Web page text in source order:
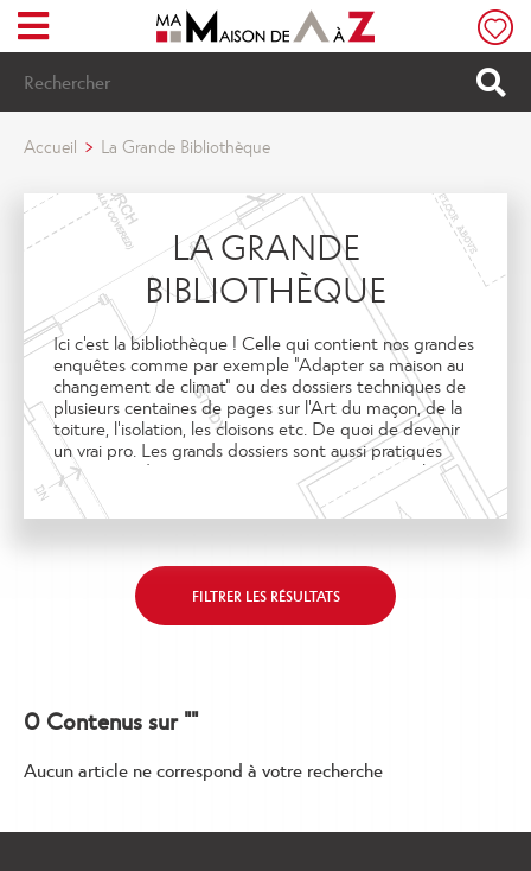
Menu
Accueil La Grande Bibliothèque
LA GRANDE
BIBLIOTHÈQUE
Ici c'est la bibliothèque ! Celle qui contient nos grandes
enquêtes comme par exemple "Adapter sa maison au
changement de climat" ou des dossiers techniques de
plusieurs centaines de pages sur l'Art du maçon, de la
toiture, l'isolation, les cloisons etc. De quoi de devenir
un vrai pro. Les grands dossiers sont aussi pratiques
avec un guide pour réparer ses travaux ratés, ou la
rénovation d'une maison pour gagner des échelons
verts au Diagnostic de performance énergétiques !
de
région
FILTRER LES RÉSULTATS
0 Contenus sur ""
Aucun article ne correspond à votre recherche